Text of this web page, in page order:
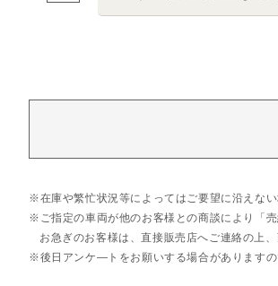
在庫や繁忙状況等によってはご要望に沿えな
ご指定の車両が他のお客様との商談により「
お急ぎのお客様は、直接販売店へご連絡の上
後日アンケ―トをお願いする場合があります